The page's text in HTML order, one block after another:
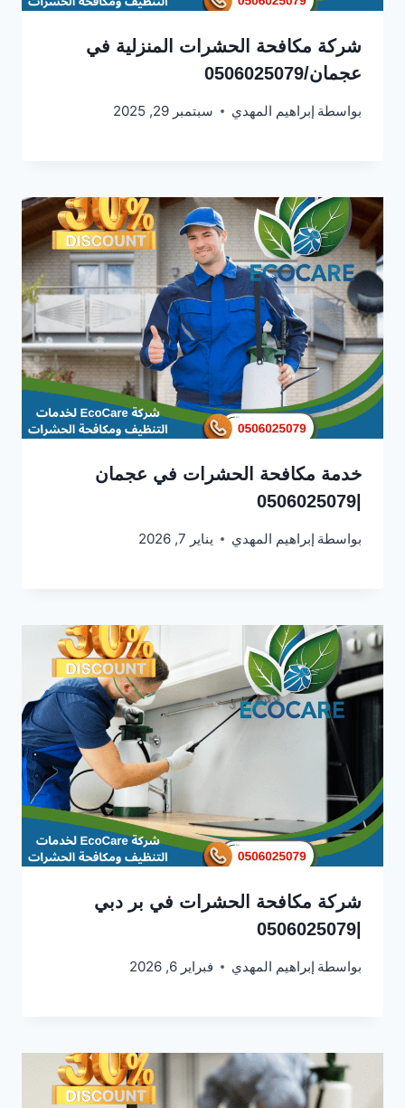
شركة مكافحة الحشرات المنزلية في
عجمان/0506025079
بواسطة إبراهيم المهدي سبتمبر 29, 2025
خدمة مكافحة الحشرات في عجمان
بواسطة إبراهيم المهدي يناير 7, 2026
شركة مكافحة الحشرات في بر دبي
|0506025079
بواسطة إبراهيم المهدي فبراير 6, 2026